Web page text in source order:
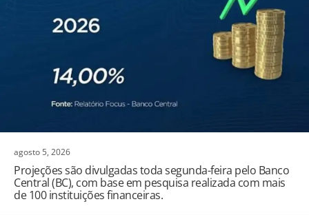
agosto 5, 2026
Projeções são divulgadas toda segunda-feira pelo Banco
Central (BC), com base em pesquisa realizada com mais
de 100 instituições financeiras.